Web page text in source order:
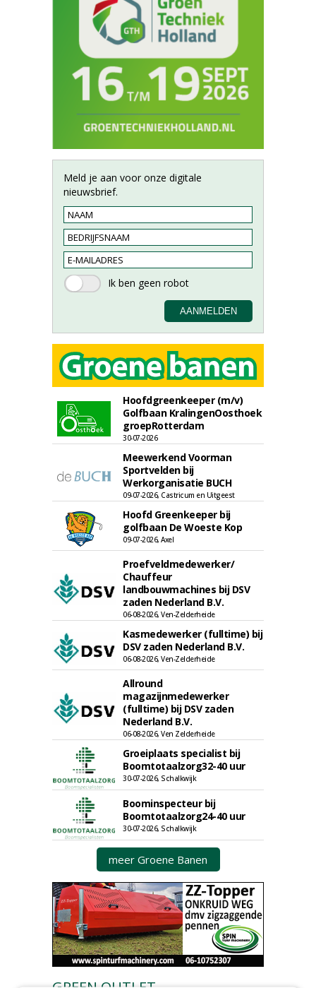
Meld je aan voor onze digitale
nieuwsbrief.
Hoofdgreenkeeper (m/v)
Golfbaan KralingenOosthoek
groepRotterdam
30-07-2026
Meewerkend Voorman
Sportvelden bij
Werkorganisatie BUCH
09-07-2026, Castricum en Uitgeest
Hoofd Greenkeeper bij
golfbaan De Woeste Kop
09-07-2026, Axel
Proefveldmedewerker/
Chauffeur
landbouwmachines bij DSV
zaden Nederland B.V.
06-08-2026, Ven-Zelderheide
Kasmedewerker (fulltime) bij
DSV zaden Nederland B.V.
06-08-2026, Ven-Zelderheide
Allround
magazijnmedewerker
(fulltime) bij DSV zaden
Nederland B.V.
06-08-2026, Ven Zelderheide
Groeiplaats specialist bij
Boomtotaalzorg32-40 uur
30-07-2026, Schalkwijk
Boominspecteur bij
Boomtotaalzorg24-40 uur
30-07-2026, Schalkwijk
meer Groene Banen